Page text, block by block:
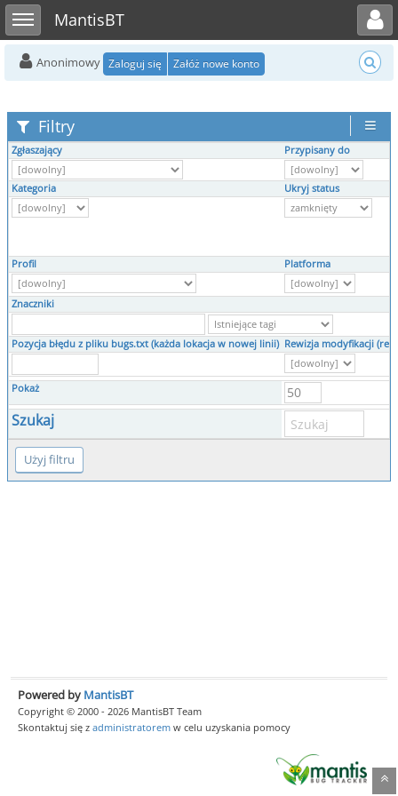
Toggle sidebarMantisBT
Toggle user menu
Anonimowy Zaloguj się Załóż nowe konto
Filtry
Zgłaszający Przypisany do
Kategoria Ukryj status
Profil Platforma
Znaczniki
Pozycja błędu z pliku bugs.txt (każda lokacja w nowej linii) Rewizja modyfikacji (rev.
Pokaż
Szukaj
Powered by MantisBT
Copyright © 2000 - 2026 MantisBT Team
Skontaktuj się z administratorem w celu uzyskania pomocy